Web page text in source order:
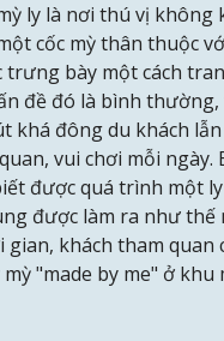
ly là nơi thú vị không
cốc mỳ thân thuộc
trưng bày một cách
đề đó là bình
khá đông du khách
vui chơi mỗi
được quá trình một
được làm ra như thế
gian, khách tham quan
"made by me" ở khu